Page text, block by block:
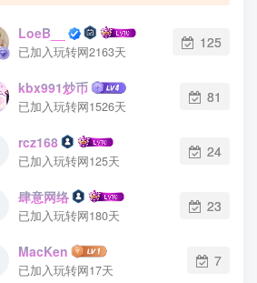
LoeB__
已加入玩转网2163天
125
kbx991炒币
已加入玩转网1526天
81
rcz168
已加入玩转网125天
24
肆意网络
已加入玩转网180天
23
MacKen
已加入玩转网17天
7